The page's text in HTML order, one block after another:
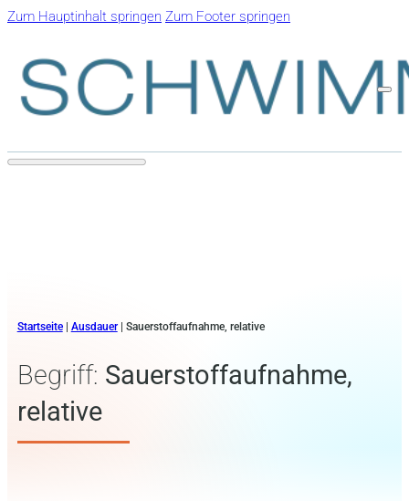
Zum Hauptinhalt springen Zum Footer springen
Startseite| Ausdauer| Sauerstoffaufnahme, relative
Begriff: Sauerstoffaufnahme,
relative